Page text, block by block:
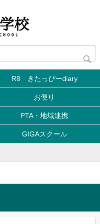
R8 きたっぴーdiary
お便り
PTA・地域連携
GIGAスクール